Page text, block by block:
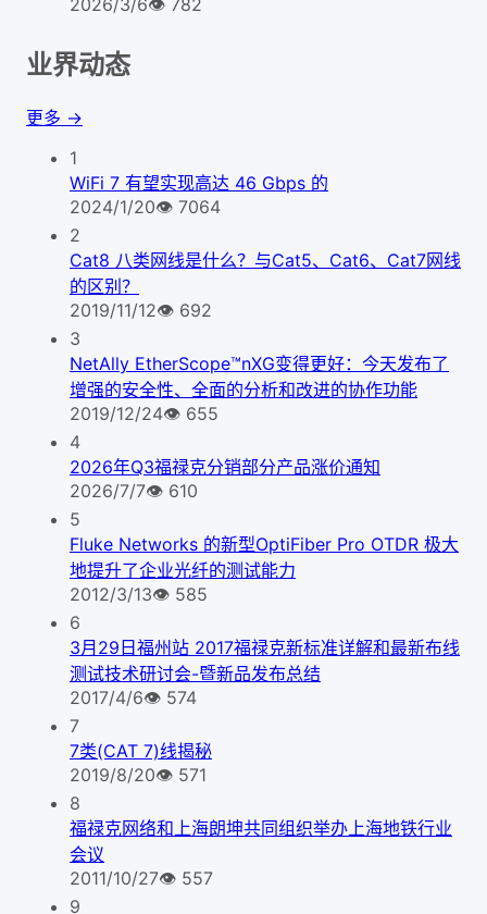
业界动态
更多 →
1
WiFi 7 有望实现高达 46 Gbps 的
2024/1/20👁 7064
2
Cat8 八类网线是什么？与Cat5、Cat6、Cat7网线
的区别？
2019/11/12👁 692
3
NetAlly EtherScope™nXG变得更好：今天发布了
增强的安全性、全面的分析和改进的协作功能
2019/12/24👁 655
4
2026年Q3福禄克分销部分产品涨价通知
2026/7/7👁 610
5
Fluke Networks 的新型OptiFiber Pro OTDR 极大
地提升了企业光纤的测试能力
2012/3/13👁 585
6
3月29日福州站 2017福禄克新标准详解和最新布线
测试技术研讨会-暨新品发布总结
2017/4/6👁 574
7
7类(CAT 7)线揭秘
2019/8/20👁 571
8
福禄克网络和上海朗坤共同组织举办上海地铁行业
会议
2011/10/27👁 557
9